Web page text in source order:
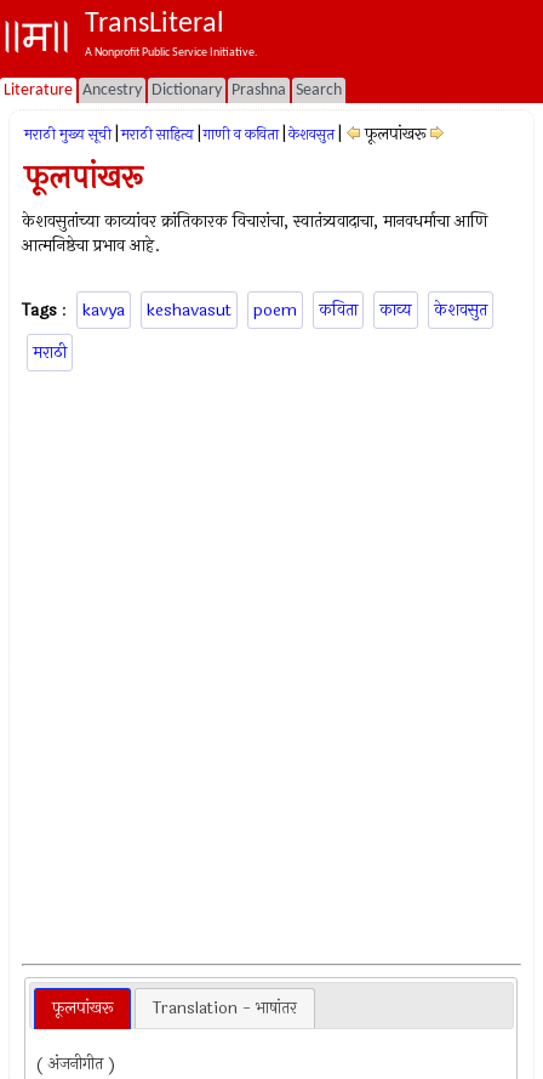
TransLiteral
A Nonprofit Public Service Initiative.
Literature Ancestry Dictionary Prashna Search
मराठी मुख्य सूची मराठी साहित्य गाणी व कविता केशवसुत फूलपांखरू
फूलपांखरू
केशवसुतांच्या काव्यांवर क्रांतिकारक विचारांचा, स्वातंत्र्यवादाचा, मानवधर्माचा आणि
आत्मनिष्ठेचा प्रभाव आहे.
Tags : kavya keshavasut poem कविता काव्य
केशवसुत
मराठी
फूलपांखरू Translation - भाषांतर
( अंजनीगीत )